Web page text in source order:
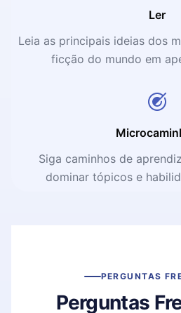
Ler
Leia as principais ideias dos
ficção do mundo em
Siga caminhos de
dominar tópicos e
PERGUNTAS
Perguntas